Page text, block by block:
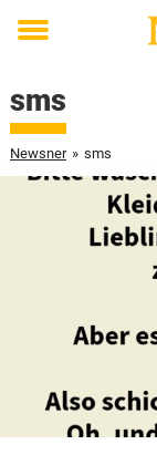
Toggle
sms
Newsner » sms